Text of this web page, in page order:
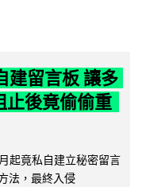
建留言板 讓多
止後竟偷偷重
起竟私自建立秘密留言
法，最終入侵